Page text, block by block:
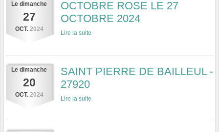
Le dimanche
27
OCT. 2024
OCTOBRE ROSE LE 27
OCTOBRE 2024
Lire la suite
Le dimanche
20
OCT. 2024
SAINT PIERRE DE BAILLEUL -
27920
Lire la suite